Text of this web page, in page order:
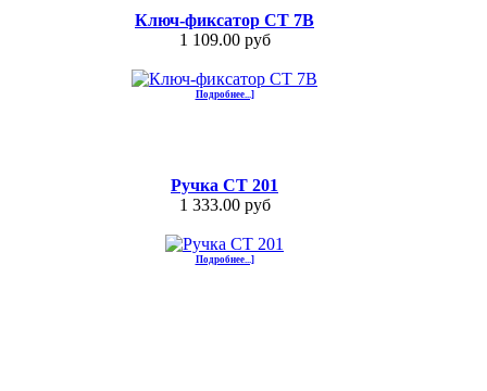
Ключ-фиксатор СТ 7В
1 109.00 руб
Подробнее...]
Ручка СТ 201
1 333.00 руб
Подробнее...]